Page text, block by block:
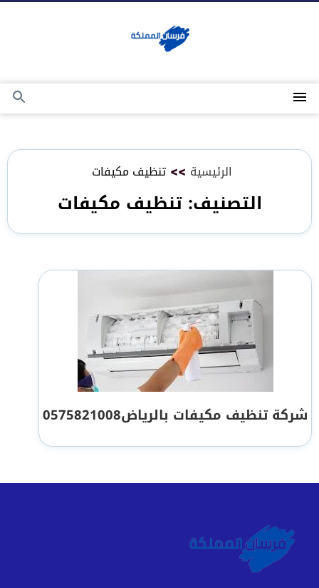
القائمة
بحث
الرئيسية >> تنظيف مكيفات
التصنيف:تنظيف مكيفات
شركة تنظيف مكيفات بالرياض0575821008